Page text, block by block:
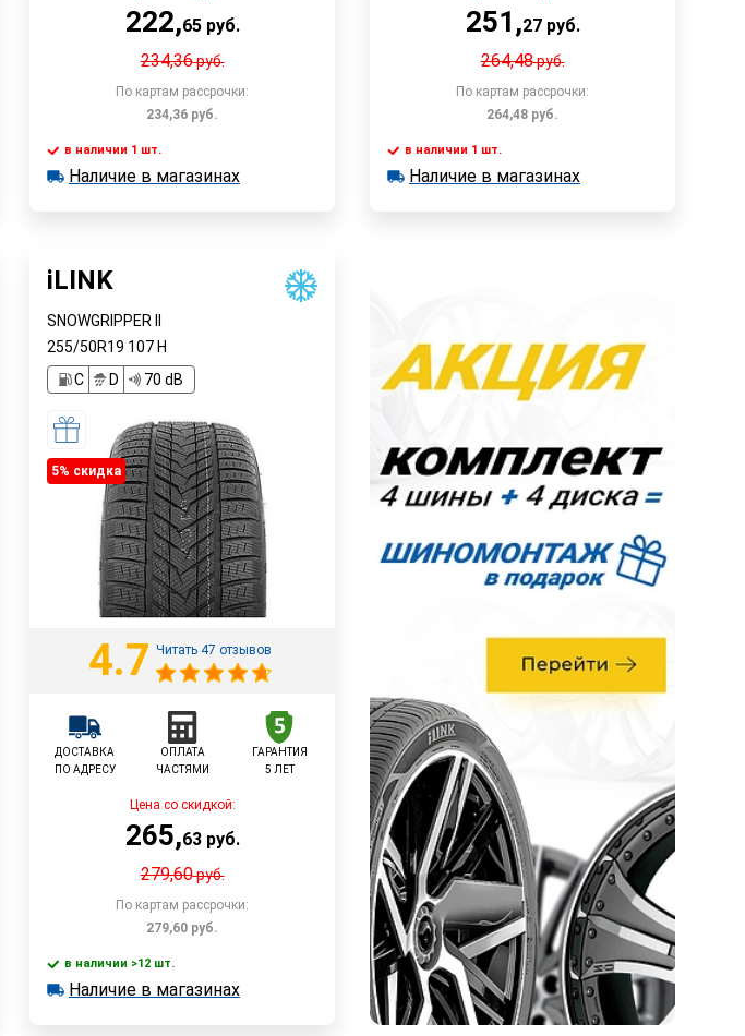
222,65руб.
234,36руб.
По картам рассрочки:
234,36 руб.
В корзину
в наличии 1 шт.
в наличии 1 шт.
Наличие в магазинах
251 ,27руб.
264,48руб.
По картам рассрочки:
264,48 руб.
В корзину
в наличии 1 шт.
в наличии 1 шт.
Наличие в магазинах
iLINK
SNOWGRIPPER II
255/50R19 107 H
C
D 70 dB
5% cкидка
4.7 Читать 47 отзывов
ДОСТАВКА
ПО АДРЕСУ
ОПЛАТА
ЧАСТЯМИ
ГАРАНТИЯ
5 ЛЕТ
Цена со скидкой:
265,63руб.
279,60руб.
По картам рассрочки:
279,60 руб.
В корзину
в наличии >12 шт.
в наличии >12 шт.
Наличие в магазинах